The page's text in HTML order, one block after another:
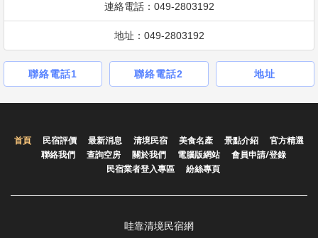
連絡電話：049-2803192
地址：049-2803192
聯絡電話1 聯絡電話2 地址
首頁 民宿評價 最新消息 清境民宿 美食名產 景點介紹
官方精選
聯絡我們
查詢空房 關於我們 電腦版網站
會員申請/登錄
民宿業者登入專區
紛絲專頁
哇靠清境民宿網